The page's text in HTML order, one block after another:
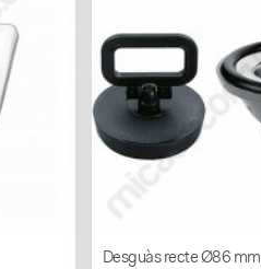
Desguàs recte Ø86 mm